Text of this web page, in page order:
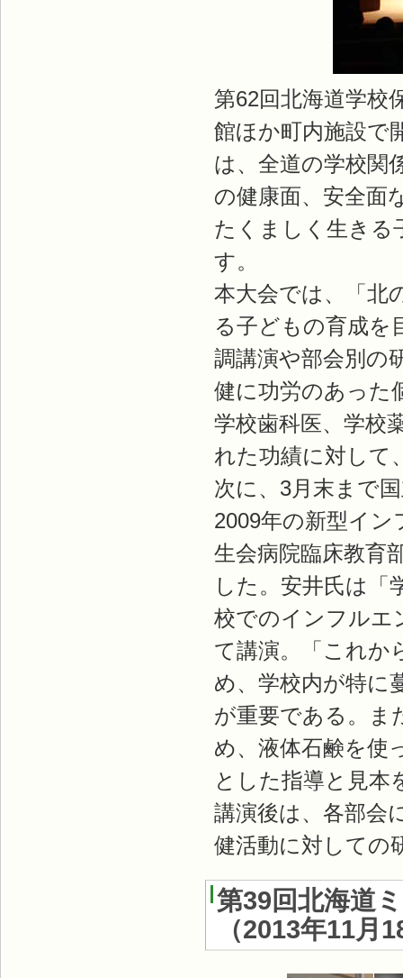
第62回北海道学校
館ほか町内施設で
は、全道の学校関
の健康面、安全面
たくましく生きる
す。
本大会では、「北
る子どもの育成を
調講演や部会別の
健に功労のあった
学校歯科医、学校
れた功績に対して
次に、3月末まで
2009年の新型イ
生会病院臨床教育
した。安井氏は「
校でのインフルエ
て講演。「これか
め、学校内が特に
が重要である。ま
め、液体石鹸を使
とした指導と見本
講演後は、各部会
健活動に対しての
第39回北海道
（2013年11月